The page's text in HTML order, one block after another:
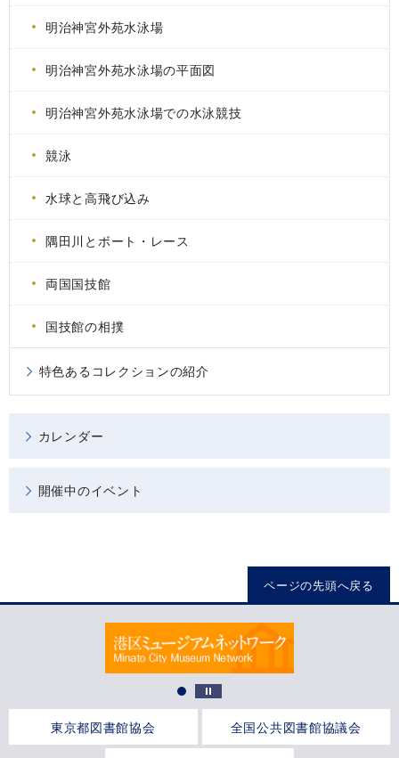
明治神宮外苑水泳場
明治神宮外苑水泳場の平面図
明治神宮外苑水泳場での水泳競技
競泳
水球と高飛び込み
隅田川とボート・レース
両国国技館
国技館の相撲
特色あるコレクションの紹介
カレンダー
開催中のイベント
ページの先頭へ戻る
東京都図書館協会 全国公共図書館協議会